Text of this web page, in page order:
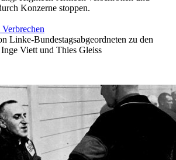
Konzerne stoppen.
Linke-Bundestagsabgeordneten zu den
Inge Viett und Thies Gleiss